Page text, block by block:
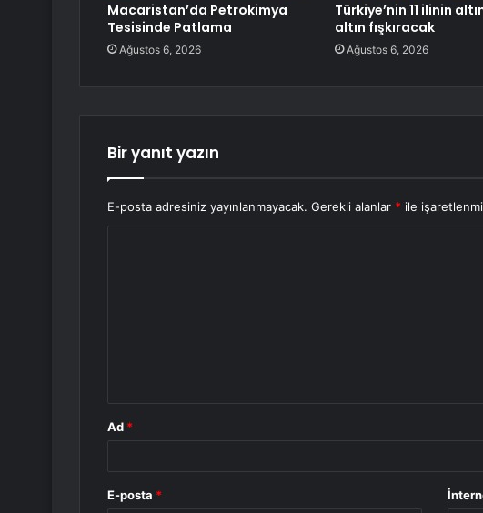
Macaristan’da Petrokimya
Tesisinde Patlama
Ağustos 6, 2026
Türkiye’nin 11 ilinin
altın fışkıracak
Ağustos 6, 2026
Bir yanıt yazın
E-posta adresiniz yayınlanmayacak. Gerekli alanlar * ile
Ad *
E-posta *